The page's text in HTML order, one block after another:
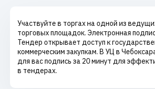
Участвуйте в торгах на одной из
торговых площадок. Электронная
Тендер открывает доступ к
коммерческим закупкам. В УЦ в
для вас подпись за 20 минут для
в тендерах.